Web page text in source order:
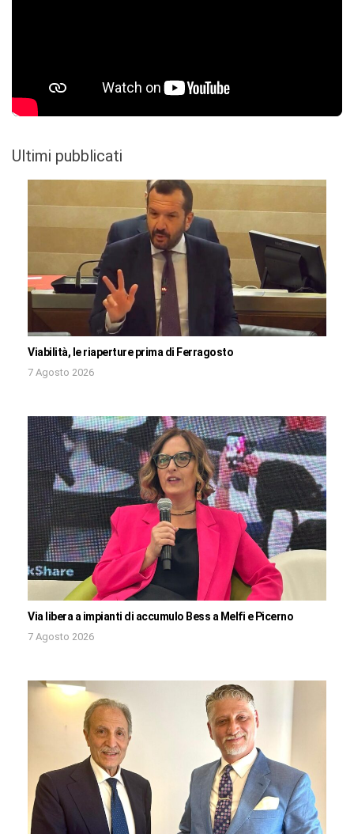
Ultimi pubblicati
Viabilità, le riaperture prima di Ferragosto
7 Agosto 2026
Via libera a impianti di accumulo Bess a Melfi e Picerno
7 Agosto 2026